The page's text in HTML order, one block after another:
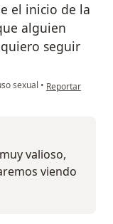
el inicio de la
alguien
seguir
sexual • en opinión del
Reportar
valioso,
viendo